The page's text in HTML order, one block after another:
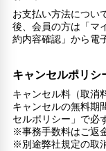
エレベーター
ランドリーサービ
バリアフリー対応
英語
日本語
その他サービス
お支払い方法につい
後、会員の方は「マ
約内容確認」から電
キャンセルポリシ
キャンセル料（取消
キャンセルの無料期
セルポリシー」で必
※事務手数料はご返
※別途弊社規定の取